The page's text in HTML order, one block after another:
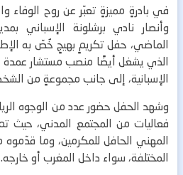
في بادرةٍ مميزةٍ تعبّر عن روح الوفاء
وأنصار نادي برشلونة الإسباني
الماضي، حفل تكريمٍ بهيجٍ خُصّ به
الذي يشغل أيضًا منصب مستشار عمدة
الإسبانية، إلى جانب مجموعةٍ من
وشهد الحفل حضور عدد من الوجوه
فعاليات من المجتمع المدني، حيث
المهني الحافل للمكرمين، وما
المختلفة، سواء داخل المغرب أو خارجه.